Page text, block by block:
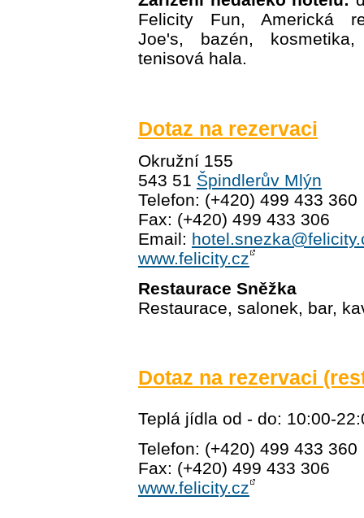
Felicity Fun, Americká
Joe's, bazén,
tenisová hala.
Dotaz na rezervaci
Okružní 155
543 51 Špindlerův Mlýn
Telefon: (+420) 499 433 360
Fax: (+420) 499 433 306
Email:
www.felicity.cz
Restaurace Sněžka
Restaurace, salonek, bar,
Dotaz na rezervaci
Teplá jídla od - do: 10:00-
Telefon: (+420) 499 433 360
Fax: (+420) 499 433 306
www.felicity.cz